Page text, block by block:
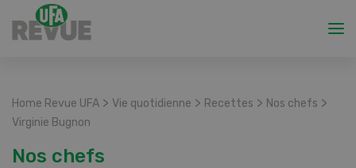
Home Revue UFA > Vie quotidienne > Recettes > Nos chefs >
Virginie Bugnon
Nos chefs